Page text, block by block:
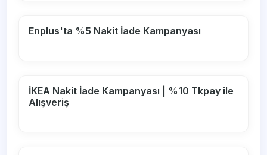
Enplus'ta %5 Nakit İade Kampanyası
İKEA Nakit İade Kampanyası | %10 Tkpay ile
Alışveriş